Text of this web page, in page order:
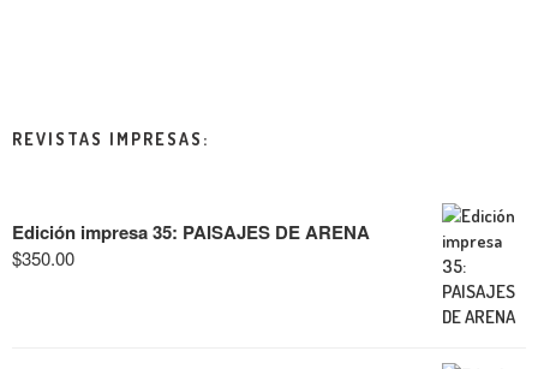
REVISTAS IMPRESAS:
Edición impresa 35: PAISAJES DE ARENA
$350.00